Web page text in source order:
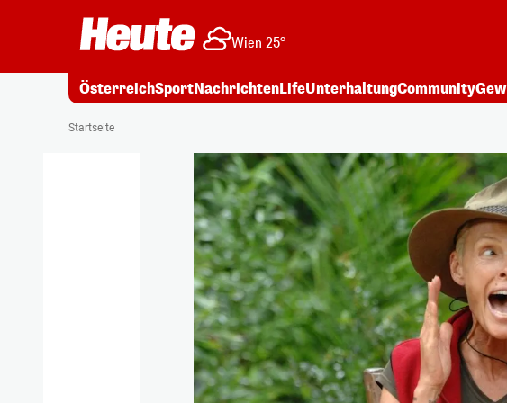
Wien 25°
ÖsterreichSportNachrichtenLifeUnterhaltungCommunity
Startseite